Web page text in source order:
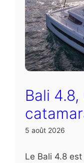
Bali
5 août 2026
Le Bali 4.8